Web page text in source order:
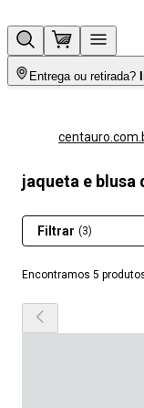
Entrega ou retirada?
jaqueta e blusa
Encontramos 5
Filtrar (3)